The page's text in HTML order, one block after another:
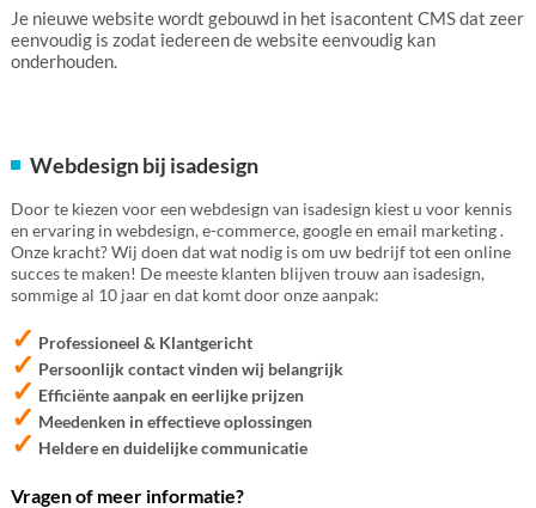
Je nieuwe website wordt gebouwd in het isacontent CMS dat zeer
eenvoudig is zodat iedereen de website eenvoudig kan
onderhouden.
Webdesign bij isadesign
Door te kiezen voor een webdesign van isadesign kiest u voor kennis
en ervaring in webdesign, e-commerce, google en email marketing .
Onze kracht? Wij doen dat wat nodig is om uw bedrijf tot een online
succes te maken! De meeste klanten blijven trouw aan isadesign,
sommige al 10 jaar en dat komt door onze aanpak:
✓ Professioneel & Klantgericht
✓ Persoonlijk contact vinden wij belangrijk
✓ Efficiënte aanpak en eerlijke prijzen
✓ Meedenken in effectieve oplossingen
✓ Heldere en duidelijke communicatie
Vragen of meer informatie?